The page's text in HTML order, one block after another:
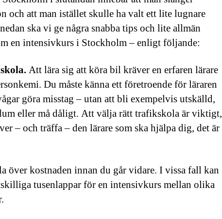
och att man istället skulle ha valt ett lite lugnare
ska vi ge några snabba tips och lite allmän
en intensivkurs i Stockholm – enligt följande:
Att lära sig att köra bil kräver en erfaren lärare
Du måste känna ett företroende för läraren
göra misstag – utan att bli exempelvis utskälld,
eller må dåligt. Att välja rätt trafikskola är viktigt,
– och träffa – den lärare som ska hjälpa dig, det är
över kostnaden innan du går vidare. I vissa fall kan
tusenlappar för en intensivkurs mellan olika